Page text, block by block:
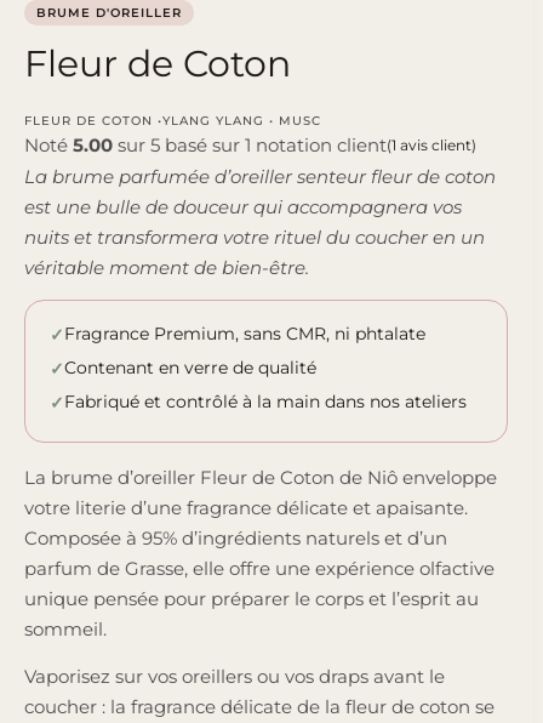
BRUME D'OREILLER
Fleur de Coton
FLEUR DE COTON •YLANG YLANG • MUSC
Noté 5.00 sur 5 basé sur 1 notation client(1 avis client)
La brume parfumée d’oreiller senteur fleur de coton
est une bulle de douceur qui accompagnera vos
nuits et transformera votre rituel du coucher en un
véritable moment de bien-être.
Fragrance Premium, sans CMR, ni phtalate
Contenant en verre de qualité
Fabriqué et contrôlé à la main dans nos ateliers
La brume d’oreiller Fleur de Coton de Niô enveloppe
votre literie d’une fragrance délicate et apaisante.
Composée à 95% d’ingrédients naturels et d’un
parfum de Grasse, elle offre une expérience olfactive
unique pensée pour préparer le corps et l’esprit au
sommeil.
Vaporisez sur vos oreillers ou vos draps avant le
coucher : la fragrance délicate de la fleur de coton se